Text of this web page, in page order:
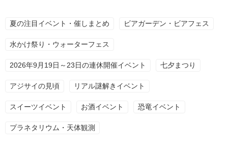
夏の注目イベント・催しまとめ ビアガーデン・ビアフェス
水かけ祭り・ウォーターフェス
2026年9月19日～23日の連休開催イベント 七夕まつり
アジサイの見頃 リアル謎解きイベント
スイーツイベント お酒イベント 恐竜イベント
プラネタリウム・天体観測